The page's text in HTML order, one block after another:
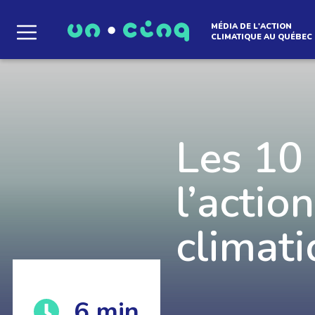
Le média qui
Que des solutions concrètes et inspirantes.
notre infolettre pour découvrir des initiatives
MÉDIA DE L'ACTION
CLIMATIQUE AU QUÉBEC
Les